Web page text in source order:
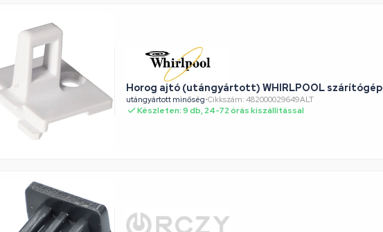
Horog ajtó (utángyártott) WHIRLPOOL szárítógép
utángyártott minőség•Cikkszám: 482000029649ALT
Készleten: 9 db, 24-72 órás kiszállítással